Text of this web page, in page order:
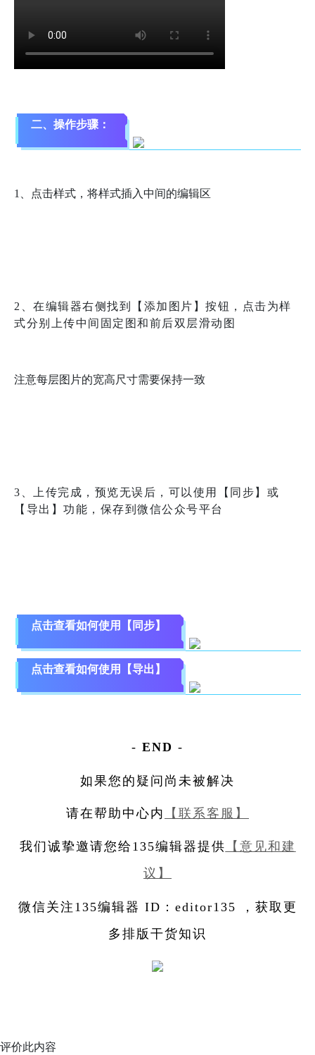
二、操作步骤：
1、点击样式，将样式插入中间的编辑区
2、在编辑器右侧找到【添加图片】按钮，点击为样
式分别上传中间固定图和前后双层滑动图
注意每层图片的宽高尺寸需要保持一致
3、上传完成，预览无误后，可以使用【同步】或
【导出】功能，保存到微信公众号平台
点击查看如何使用【同步】
点击查看如何使用【导出】
- END -
如果您的疑问尚未被解决
请在帮助中心内 【联系客服】
我们诚挚邀请您给135编辑器提供 【意见和建
议】
微信关注135编辑器 ID：editor135 ，获取更
多排版干货知识
评价此内容